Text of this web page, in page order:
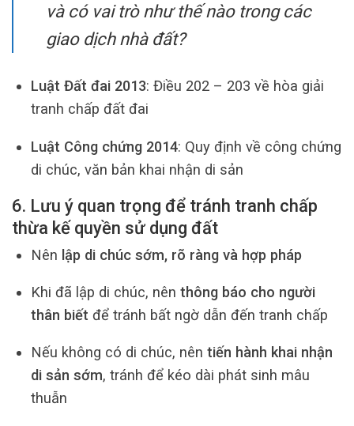
và có vai trò như thế nào trong các
giao dịch nhà đất?
Luật Đất đai 2013: Điều 202 – 203 về hòa giải
tranh chấp đất đai
Luật Công chứng 2014: Quy định về công chứng
di chúc, văn bản khai nhận di sản
6. Lưu ý quan trọng để tránh tranh chấp
thừa kế quyền sử dụng đất
Nên lập di chúc sớm, rõ ràng và hợp pháp
Khi đã lập di chúc, nên thông báo cho người
thân biết để tránh bất ngờ dẫn đến tranh chấp
Nếu không có di chúc, nên tiến hành khai nhận
di sản sớm, tránh để kéo dài phát sinh mâu
thuẫn